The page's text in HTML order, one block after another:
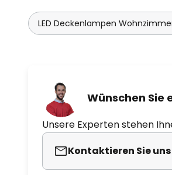
LED Deckenlampen
Wünschen Sie
Unsere Experten stehen
Kontaktieren Sie uns